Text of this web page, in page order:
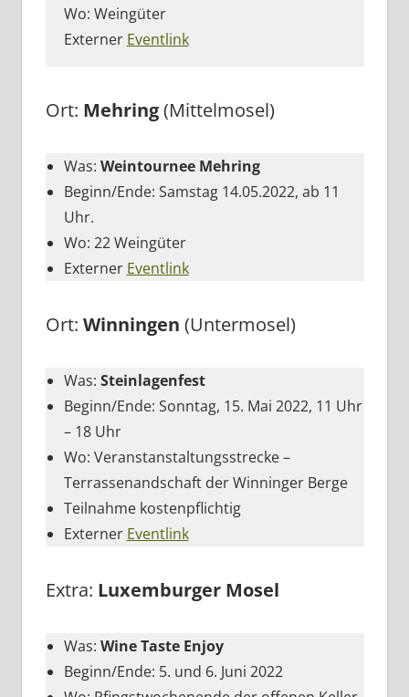
Wo: Weingüter
Externer Eventlink
Ort: Mehring(Mittelmosel)
Was: Weintournee Mehring
Beginn/Ende: Samstag 14.05.2022, ab 11
Uhr.
Wo: 22 Weingüter
Externer Eventlink
Ort: Winningen (Untermosel)
Was: Steinlagenfest
Beginn/Ende: Sonntag, 15. Mai 2022, 11 Uhr
– 18 Uhr
Wo: Veranstanstaltungsstrecke –
Terrassenandschaft der Winninger Berge
Teilnahme kostenpflichtig
Externer Eventlink
Extra: Luxemburger Mosel
Was: Wine Taste Enjoy
Beginn/Ende: 5. und 6. Juni 2022